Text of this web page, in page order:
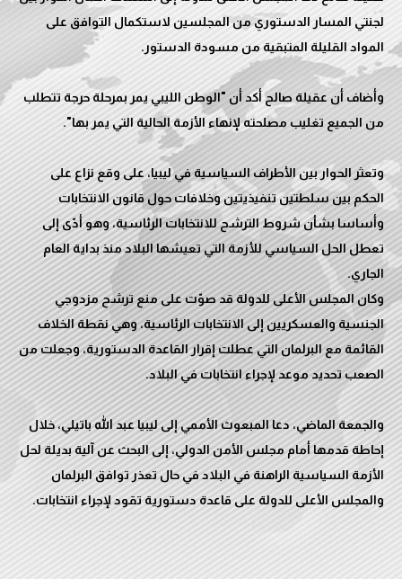
لجنتي المسار الدستوري من المجلسين لاستكمال التوافق على
وأضاف أن عقيلة صالح أكد أن "الوطن الليبي يمر بمرحلة حرجة تتطلب
وتعثر الحوار بين الأطراف السياسية في ليبيا، على وقع نزاع على
الحكم بين سلطتين تنفيذيتين وخلافات حول قانون الانتخابات
وأساسا بشأن شروط الترشح للانتخابات الرئاسية، وهو أدّى إلى
تعطل الحل السياسي للأزمة التي تعيشها البلاد منذ بداية العام
وكان المجلس الأعلى للدولة قد صوّت على منع ترشح مزدوجي
الجنسية والعسكريين إلى الانتخابات الرئاسية، وهي نقطة الخلاف
القائمة مع البرلمان التي عطلت إقرار القاعدة الدستورية، وجعلت من
والجمعة الماضي، دعا المبعوث الأممي إلى ليبيا عبد الله باتيلي، خلال
إحاطة قدمها أمام مجلس الأمن الدولي، إلى البحث عن آلية بديلة لحل
الأزمة السياسية الراهنة في البلاد في حال تعذر توافق البرلمان
والمجلس الأعلى للدولة على قاعدة دستورية تقود لإجراء انتخابات.